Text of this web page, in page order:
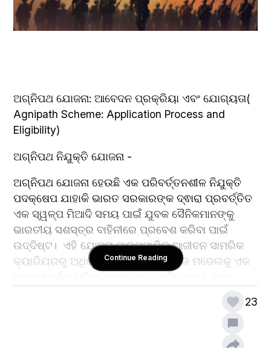
ଅଗ୍ନିପଥ ଯୋଜନା: ଆବେଦନ ପ୍ରକ୍ରିୟା ଏବଂ ଯୋଗ୍ୟତା(
Agnipath Scheme: Application Process and
Eligibility)
ଅଗ୍ନିପଥ ନିଯୁକ୍ତି ଯୋଜନା -
ଅଗ୍ନିପଥ ଯୋଜନା ହେଉଛି ଏକ ପରିବର୍ତ୍ତନଶୀଳ ନିଯୁକ୍ତି
ପଦକ୍ଷେପ ଯାହାକି ଭାରତ ସରକାରଙ୍କ ଦ୍ଵାରା ପ୍ରବର୍ତ୍ତିତ
ଏକ ସ୍ୱଳ୍ପ ମିଆଦି ସମୟ ପାଇଁ ଯୁବକ ସୈନିକମାନଙ୍କୁ
ଭାରତୀୟ ସଶସ୍ତ୍ର ବାହିନୀରେ ପ୍ରବେଶ କରିବା ପାଇଁ
ଉଦ୍ଦିଷ୍ଟ।  ଏହି ଯୋଜନା ପାରମ୍ପାରିକ ଆଜୀବନ ସାମରିକ
କ୍ୟାରିୟରରୁ ଅଧିକ ନମନୀୟ ଏବଂ ଗତିଶୀଳ ମଡେଲକୁ ଏକ
ବାହିନୀକୁ ଏକ ନୂତନ ଦୃଷ୍ଟିକୋଣ ଆଣିବା ପାଇଁ ଉଦ୍ଦିଷ୍ଟ ।
ଚାରି ବର୍ଷ ପାଇଁ ଭାରତୀୟ ସେନା, ନୈସେନା ଏବଂ ବାୟୁସେନାରେ
ଅଗ୍ନିଭର୍ସ ଭାବରେ  ଆବେଦନ ପ୍ରକ୍ରିୟା ଏବଂ ଆଶାକର୍ମୀ
Continue Reading
23